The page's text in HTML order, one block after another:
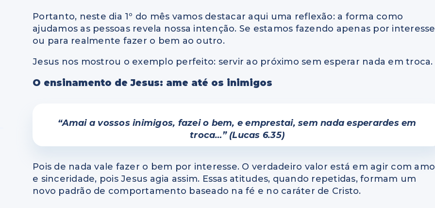
Portanto, neste dia 1º do mês vamos destacar aqui uma reflexão: a forma como
ajudamos as pessoas revela nossa intenção. Se estamos fazendo apenas por interesse
ou para realmente fazer o bem ao outro.
Jesus nos mostrou o exemplo perfeito: servir ao próximo sem esperar nada em troca.
O ensinamento de Jesus: ame até os inimigos
“Amai a vossos inimigos, fazei o bem, e emprestai, sem nada esperardes em
troca…” (Lucas 6.35)
Pois de nada vale fazer o bem por interesse. O verdadeiro valor está em agir com
e sinceridade, pois Jesus agia assim. Essas atitudes, quando repetidas, formam um
novo padrão de comportamento baseado na fé e no caráter de Cristo.